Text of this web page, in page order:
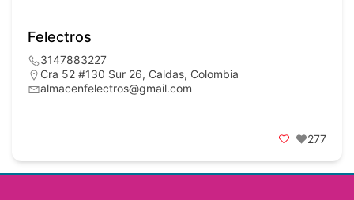
Felectros
3147883227
Cra 52 #130 Sur 26, Caldas, Colombia
almacenfelectros@gmail.com
277